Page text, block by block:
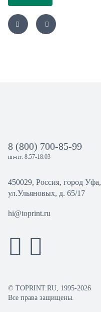
8 (800) 700-85-99
пн-пт: 8:57-18:03
450029, Россия, город Уфа,
ул.Ульяновых, д. 65/17
hi@toprint.ru
© TOPRINT.RU, 1995-2026
Все права защищены.